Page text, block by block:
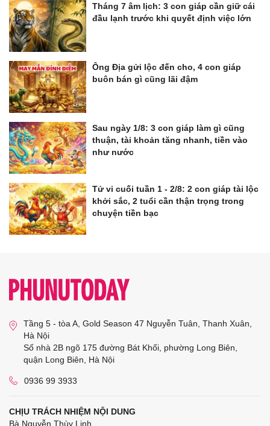
Tháng 7 âm lịch: 3 con giáp cần giữ cái
đầu lạnh trước khi quyết định việc lớn
Ông Địa gửi lộc đến cho, 4 con giáp
buôn bán gì cũng lãi đậm
Sau ngày 1/8: 3 con giáp làm gì cũng
thuận, tài khoản tăng nhanh, tiền vào
như nước
Tử vi cuối tuần 1 - 2/8: 2 con giáp tài lộc
khởi sắc, 2 tuổi cần thận trọng trong
chuyện tiền bạc
Tầng 5 - tòa A, Gold Season 47 Nguyễn Tuân, Thanh Xuân,
Hà Nội
Số nhà 2B ngõ 175 đường Bát Khối, phường Long Biên,
quận Long Biên, Hà Nội
0936 99 3933
CHỊU TRÁCH NHIỆM NỘI DUNG
Bà Nguyễn Thùy Linh